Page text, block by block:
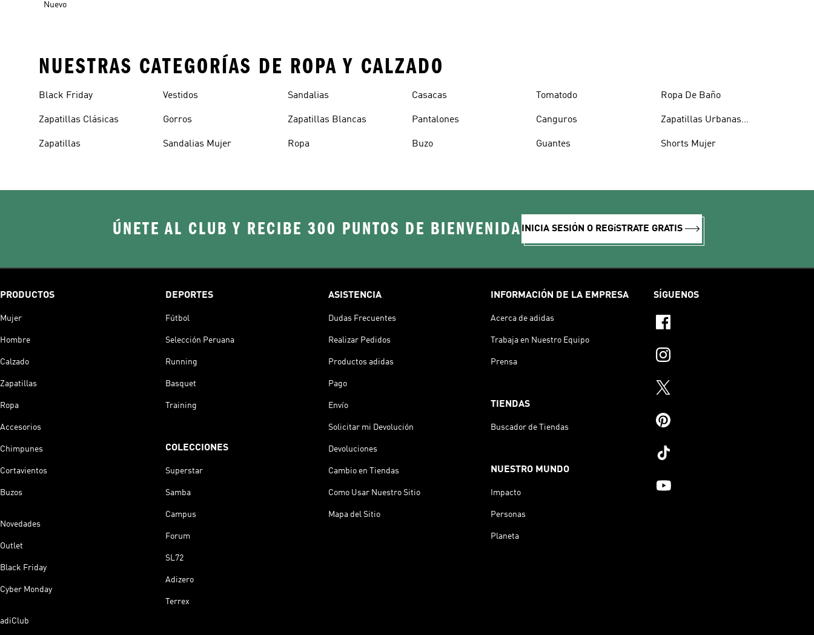
Nuevo
NUESTRAS CATEGORÍAS DE ROPA Y CALZADO
Black Friday
Zapatillas Clásicas
Zapatillas
Vestidos
Gorros
Sandalias Mujer
Sandalias
Zapatillas Blancas
Ropa
Casacas
Pantalones
Buzo
Tomatodo
Canguros
Guantes
Ropa De Baño
Zapatillas Urbanas
Shorts Mujer
ÚNETE AL CLUB Y RECIBE 300 PUNTOS DE BIENVENIDA INICIA SESIÓN O REGíSTRATE GRATIS
PRODUCTOS
Mujer
Hombre
Calzado
Zapatillas
Ropa
Accesorios
Chimpunes
Cortavientos
Buzos
Novedades
Outlet
Black Friday
Cyber Monday
adiClub
DEPORTES
Fútbol
Selección Peruana
Running
Basquet
Training
COLECCIONES
Superstar
Samba
Campus
Forum
SL72
Adizero
Terrex
ASISTENCIA
Dudas Frecuentes
Realizar Pedidos
Productos adidas
Pago
Envío
Solicitar mi Devolución
Devoluciones
Cambio en Tiendas
Como Usar Nuestro Sitio
Mapa del Sitio
INFORMACIÓN DE LA EMPRESA
Acerca de adidas
Trabaja en Nuestro Equipo
Prensa
TIENDAS
Buscador de Tiendas
NUESTRO MUNDO
Impacto
Personas
Planeta
SÍGUENOS